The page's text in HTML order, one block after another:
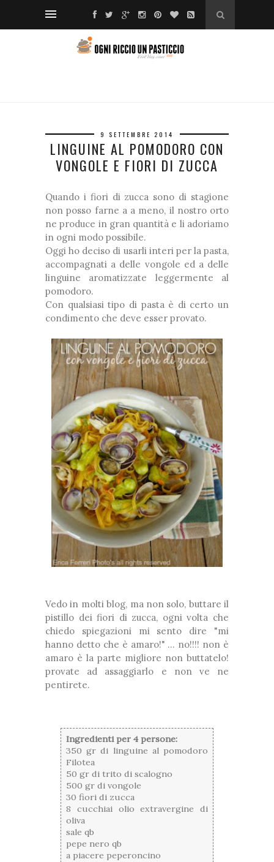
9 SETTEMBRE 2014
LINGUINE AL POMODORO CON
VONGOLE E FIORI DI ZUCCA
Quando i fiori di zucca sono di stagione
non posso farne a a meno, il nostro orto
ne produce in gran quantità e li adoriamo
in ogni modo possibile.
Oggi ho deciso di usarli interi per la pasta,
accompagnati a delle vongole ed a delle
linguine aromatizzate leggermente al
pomodoro.
Con qualsiasi tipo di pasta è di certo un
condimento che deve esser provato.
Vedo in molti blog, ma non solo, buttare il
pistillo dei fiori di zucca, ogni volta che
chiedo spiegazioni mi sento dire "mi
hanno detto che è amaro!" ... no!!!! non è
amaro è la parte migliore non buttatelo!
provate ad assaggiarlo e non ve ne
pentirete.
Ingredienti per 4 persone:
350 gr di linguine al pomodoro
Filotea
50 gr di trito di scalogno
500 gr di vongole
30 fiori di zucca
8 cucchiai olio extravergine di
oliva
sale qb
pepe nero qb
a piacere peperoncino